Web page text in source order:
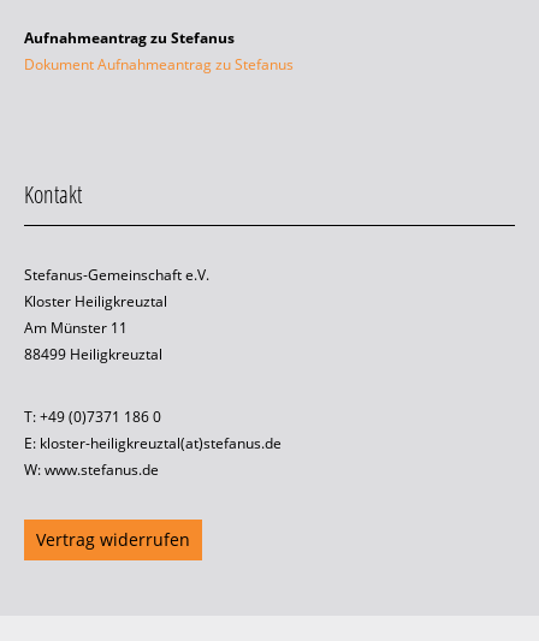
Aufnahmeantrag zu Stefanus
Dokument Aufnahmeantrag zu Stefanus
Kontakt
Stefanus-Gemeinschaft e.V.
Kloster Heiligkreuztal
Am Münster 11
88499 Heiligkreuztal
T: +49 (0)7371 186 0
E: kloster-heiligkreuztal(at)stefanus.de
W: www.stefanus.de
Vertrag widerrufen